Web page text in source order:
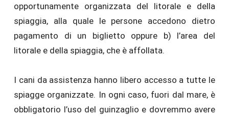
opportunamente organizzata del litorale e della
spiaggia, alla quale le persone accedono dietro
pagamento di un biglietto oppure b) l’area del
litorale e della spiaggia, che è affollata.
I cani da assistenza hanno libero accesso a tutte le
spiagge organizzate. In ogni caso, fuori dal mare, è
obbligatorio l’uso del guinzaglio e dovremmo avere